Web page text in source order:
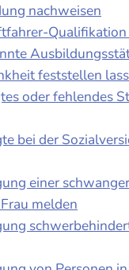
nachweisen
feststellen
oder fehlendes
bei der
einer
melden